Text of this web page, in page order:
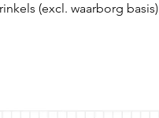
(excl. waarborg basis)